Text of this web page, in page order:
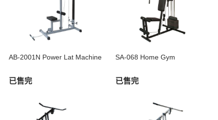
AB-2001N Power Lat Machine
已售完
SA-068 Home Gym
已售完